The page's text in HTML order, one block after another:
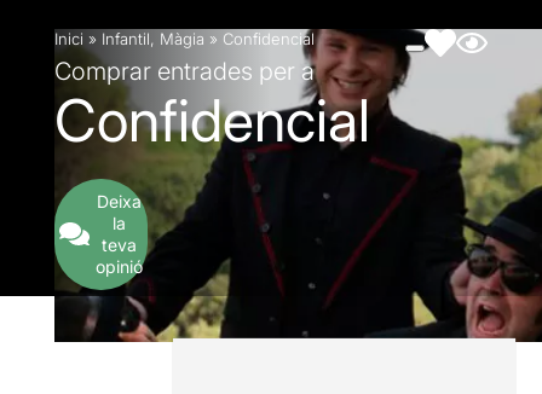
Inici » Infantil, Màgia » Confidencial
Comprar entrades per a
Confidencial
Deixa
la
teva
opinió